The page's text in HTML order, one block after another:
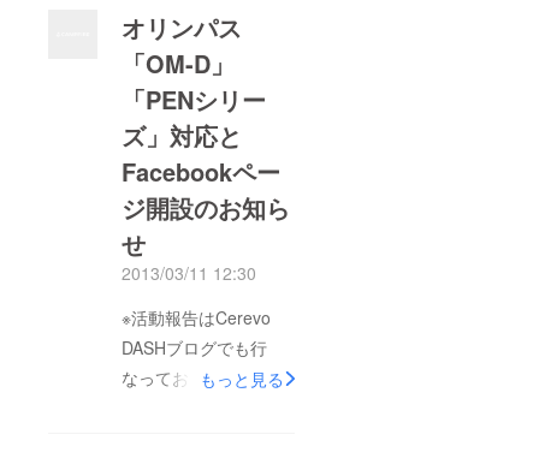
オリンパス
「OM-D」
「PENシリー
ズ」対応と
Facebookペー
ジ開設のお知ら
せ
2013/03/11 12:30
※活動報告はCerevo
DASHブログでも行
なっております。よろ
もっと見る